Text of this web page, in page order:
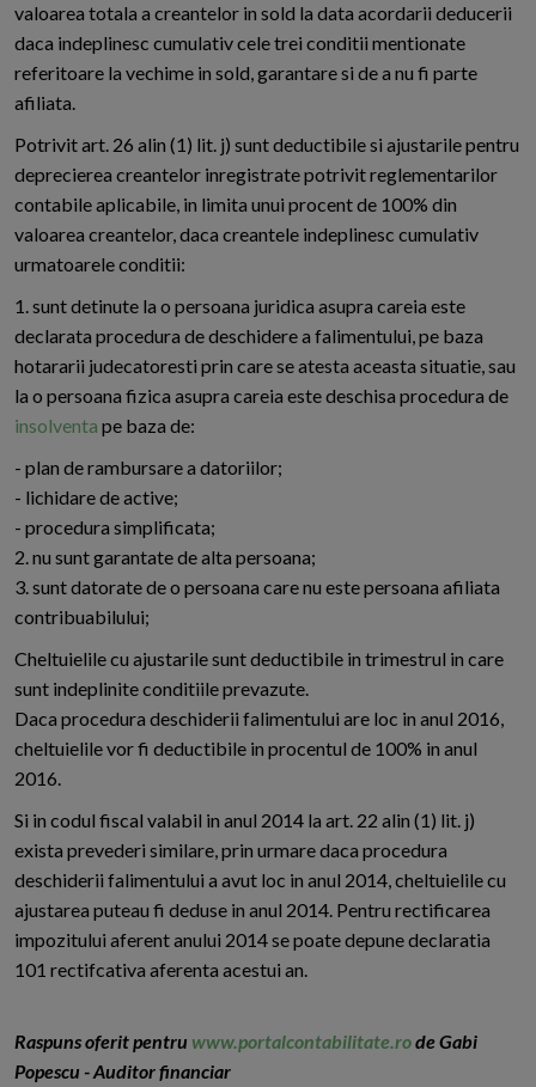
valoarea totala a creantelor in sold la data acordarii deducerii
daca indeplinesc cumulativ cele trei conditii mentionate
referitoare la vechime in sold, garantare si de a nu fi parte
afiliata.
Potrivit art. 26 alin (1) lit. j) sunt deductibile si ajustarile pentru
deprecierea creantelor inregistrate potrivit reglementarilor
contabile aplicabile, in limita unui procent de 100% din
valoarea creantelor, daca creantele indeplinesc cumulativ
urmatoarele conditii:
1. sunt detinute la o persoana juridica asupra careia este
declarata procedura de deschidere a falimentului, pe baza
hotararii judecatoresti prin care se atesta aceasta situatie, sau
la o persoana fizica asupra careia este deschisa procedura de
insolventa pe baza de:
- plan de rambursare a datoriilor;
- lichidare de active;
- procedura simplificata;
2. nu sunt garantate de alta persoana;
3. sunt datorate de o persoana care nu este persoana afiliata
contribuabilului;
Cheltuielile cu ajustarile sunt deductibile in trimestrul in care
sunt indeplinite conditiile prevazute.
Daca procedura deschiderii falimentului are loc in anul 2016,
cheltuielile vor fi deductibile in procentul de 100% in anul
2016.
Si in codul fiscal valabil in anul 2014 la art. 22 alin (1) lit. j)
exista prevederi similare, prin urmare daca procedura
deschiderii falimentului a avut loc in anul 2014, cheltuielile cu
ajustarea puteau fi deduse in anul 2014. Pentru rectificarea
impozitului aferent anului 2014 se poate depune declaratia
101 rectifcativa aferenta acestui an.
Raspuns oferit pentru www.portalcontabilitate.rode Gabi
Popescu - Auditor financiar